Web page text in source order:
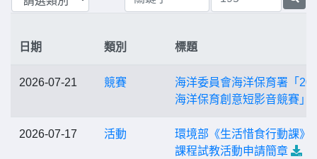
日期 類別 標題
2026-07-21 競賽
海洋委員會海洋保育署「
海洋保育創意短影音競賽」
2026-07-17 活動
環境部《生活惜食行動課》
課程試教活動申請簡章